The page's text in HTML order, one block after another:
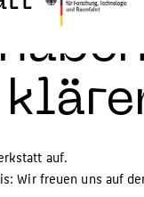
auf.
Wir freuen uns auf